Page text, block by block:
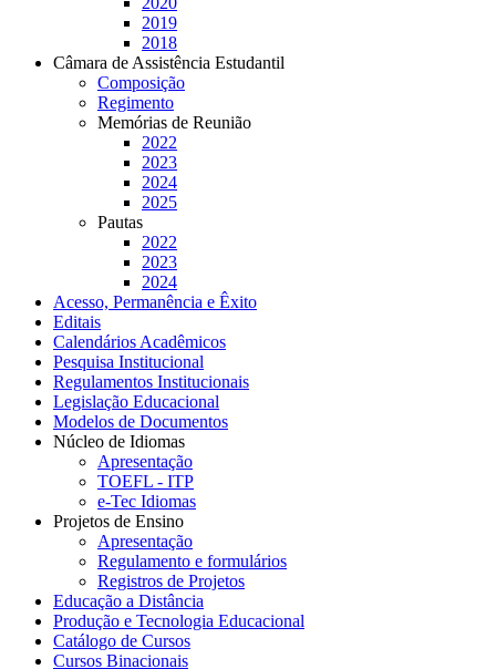
2019
2018
Câmara de Assistência Estudantil
Composição
Regimento
Memórias de Reunião
2022
2023
2024
2025
Pautas
2022
2023
2024
Acesso, Permanência e Êxito
Editais
Calendários Acadêmicos
Pesquisa Institucional
Regulamentos Institucionais
Legislação Educacional
Modelos de Documentos
Núcleo de Idiomas
Apresentação
TOEFL - ITP
e-Tec Idiomas
Projetos de Ensino
Apresentação
Regulamento e formulários
Registros de Projetos
Educação a Distância
Produção e Tecnologia Educacional
Catálogo de Cursos
Cursos Binacionais